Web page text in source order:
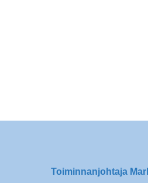
Toiminnanjohtaja